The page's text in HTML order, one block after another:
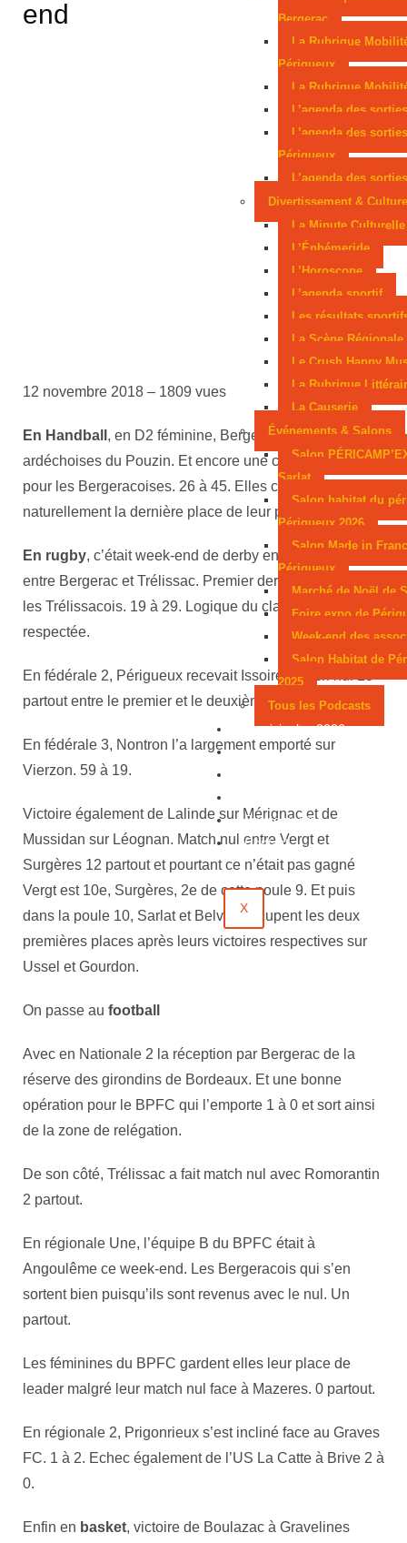
Bergerac
La Rubrique
Périgueux
La Rubrique
L’agenda des
L’agenda des sorties
Périgueux
L’agenda des
Divertissement & Culture
La Minute Culturelle
L’Éphémeride
L’Horoscope
L’agenda sportif
Les résultats
La Scène Régionale
Le Crush Happy
La Rubrique
La Causerie
Événements & Salons
Salon
Sarlat
Salon habitat du
Périgueux 2026
Salon Made in
Périgueux
Marché de Noël de
Foire expo de
Week-end des
Salon Habitat de
2025
Tous les Podcasts
Municipales 2026
Jeux
Évènements
Contact
X
La filière tomate
end
12 novembre 2018 – 1809 vues
En Handball , en D2 féminine, Bergerac recevait les
ardéchoises du Pouzin. Et encore une cuisante défaite
pour les Bergeracoises. 26 à 45. Elles conservent
naturellement la dernière place de leur poule.
En rugby, c’était week-end de derby en Fédérale Une
entre Bergerac et Trélissac. Premier derby remporté par
les Trélissacois. 19 à 29. Logique du classement
respectée.
En fédérale 2, Périgueux recevait Issoire. Match nul 23
partout entre le premier et le deuxième de la poule.
En fédérale 3, Nontron l’a largement emporté sur
Vierzon. 59 à 19.
Victoire également de Lalinde sur Mérignac et de
Mussidan sur Léognan. Match nul entre Vergt et
Surgères 12 partout et pourtant ce n’était pas gagné
Vergt est 10e, Surgères, 2e de cette poule 9. Et puis
dans la poule 10, Sarlat et Belves occupent les deux
premières places après leurs victoires respectives sur
Ussel et Gourdon.
On passe au football
Avec en Nationale 2 la réception par Bergerac de la
réserve des girondins de Bordeaux. Et une bonne
opération pour le BPFC qui l’emporte 1 à 0 et sort ainsi
de la zone de relégation.
De son côté, Trélissac a fait match nul avec Romorantin
2 partout.
En régionale Une, l’équipe B du BPFC était à
Angoulême ce week-end. Les Bergeracois qui s’en
sortent bien puisqu’ils sont revenus avec le nul. Un
partout.
Les féminines du BPFC gardent elles leur place de
leader malgré leur match nul face à Mazeres. 0 partout.
En régionale 2, Prigonrieux s’est incliné face au Graves
FC. 1 à 2. Echec également de l’US La Catte à Brive 2 à
0.
Enfin en basket, victoire de Boulazac à Gravelines